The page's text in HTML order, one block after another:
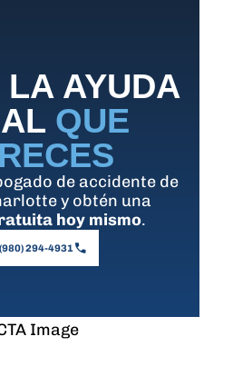
AYUDA
QUE
de accidente de
y obtén una
hoy mismo.
294-4931